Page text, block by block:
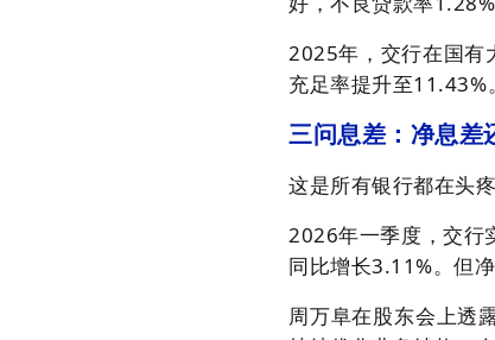
2025年，交行在国有
充足率提升至11.43%
三问息差：净息差
这是所有银行都在头疼
2026年一季度，交行
同比增长3.11%。但
周万阜在股东会上透